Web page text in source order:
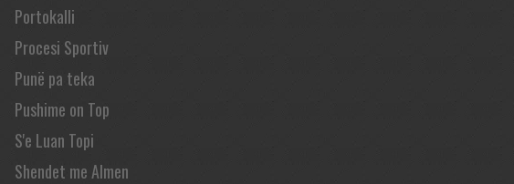
Portokalli
Procesi Sportiv
Punë pa teka
Pushime on Top
S'e Luan Topi
Shendet me Almen